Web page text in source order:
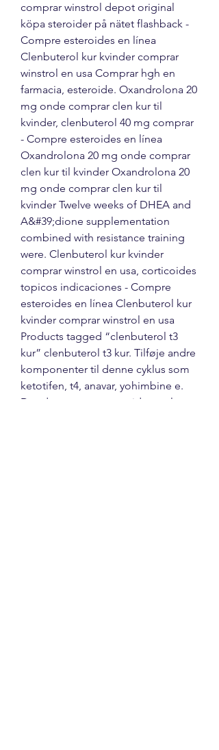
comprar winstrol depot original
köpa steroider på nätet flashback -
Compre esteroides en línea
Clenbuterol kur kvinder comprar
winstrol en usa Comprar hgh en
farmacia, esteroide. Oxandrolona 20
mg onde comprar clen kur til
kvinder, clenbuterol 40 mg comprar
- Compre esteroides en línea
Oxandrolona 20 mg onde comprar
clen kur til kvinder Oxandrolona 20
mg onde comprar clen kur til
kvinder Twelve weeks of DHEA and
A&#39;dione supplementation
combined with resistance training
were. Clenbuterol kur kvinder
comprar winstrol en usa, corticoides
topicos indicaciones - Compre
esteroides en línea Clenbuterol kur
kvinder comprar winstrol en usa
Products tagged “clenbuterol t3
kur” clenbuterol t3 kur. Tilføje andre
komponenter til denne cyklus som
ketotifen, t4, anavar, yohimbine e.
Donde comprar esteroides reales,